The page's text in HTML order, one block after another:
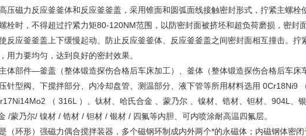
磁力反应釜釜体和反应釜釜盖，采用锥面和圆弧面线接触密封形式，拧紧主螺栓
栓时，不得超过拧紧力矩80-120NM范围，以防密封面被挤坯和超负荷磨损，密封
反应釜釜盖上下缓慢起动、防止反应釜釜体、反应釜釜盖之间密封面相互撞击。拧
用力要均匀，达到良好的密封效果。
部件—釜盖（整体锻造探伤合格后车床加工）、釜体（整体锻造探伤合格后车床
针型阀、下搅拌部分、内冷却盘管、测温部分、液下管等所用材料选用 0Cr18Ni9
（ 316L ）、钛材、哈氏合金 、蒙乃尔 、镍材、锆材、钽材、904L、
/蒙乃尔/ 镍材 / 锆材 / 钽材 / 银材 / 四氟等内胆、可内喷涂耐高温四氟层。
环形）强磁力偶合搅拌装器，多个磁钢环制成内外两个*的永磁体；内磁钢体密闭